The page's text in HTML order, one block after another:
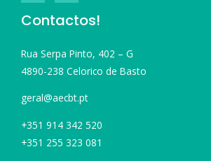
Contactos!
Rua Serpa Pinto, 402 – G
4890-238 Celorico de Basto
geral@aecbt.pt
+351 914 342 520
+351 255 323 081